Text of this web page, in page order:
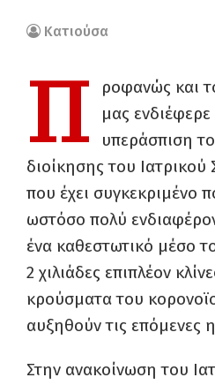
Κατιούσα
Π
ροφανώς και
μας ενδιέφερε
υπεράσπιση
διοίκησης του
που έχει συγκεκριμένο
ωστόσο πολύ
ένα καθεστωτικό μέσο
2 χιλιάδες επιπλέον
κρούσματα του
αυξηθούν τις επόμενες
Στην ανακοίνωση του